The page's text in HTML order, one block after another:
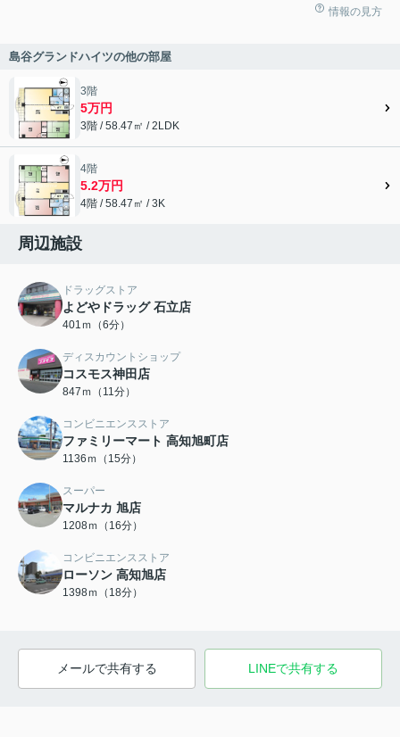
情報の見方
島谷グランドハイツの他の部屋
3階
5万円
3階 / 58.47㎡ / 2LDK
4階
5.2万円
4階 / 58.47㎡ / 3K
周辺施設
ドラッグストア
よどやドラッグ 石立店
401ｍ（6分）
ディスカウントショップ
コスモス神田店
847ｍ（11分）
コンビニエンスストア
ファミリーマート 高知旭町店
1136ｍ（15分）
スーパー
マルナカ 旭店
1208ｍ（16分）
コンビニエンスストア
ローソン 高知旭店
1398ｍ（18分）
メールで共有する LINEで共有する